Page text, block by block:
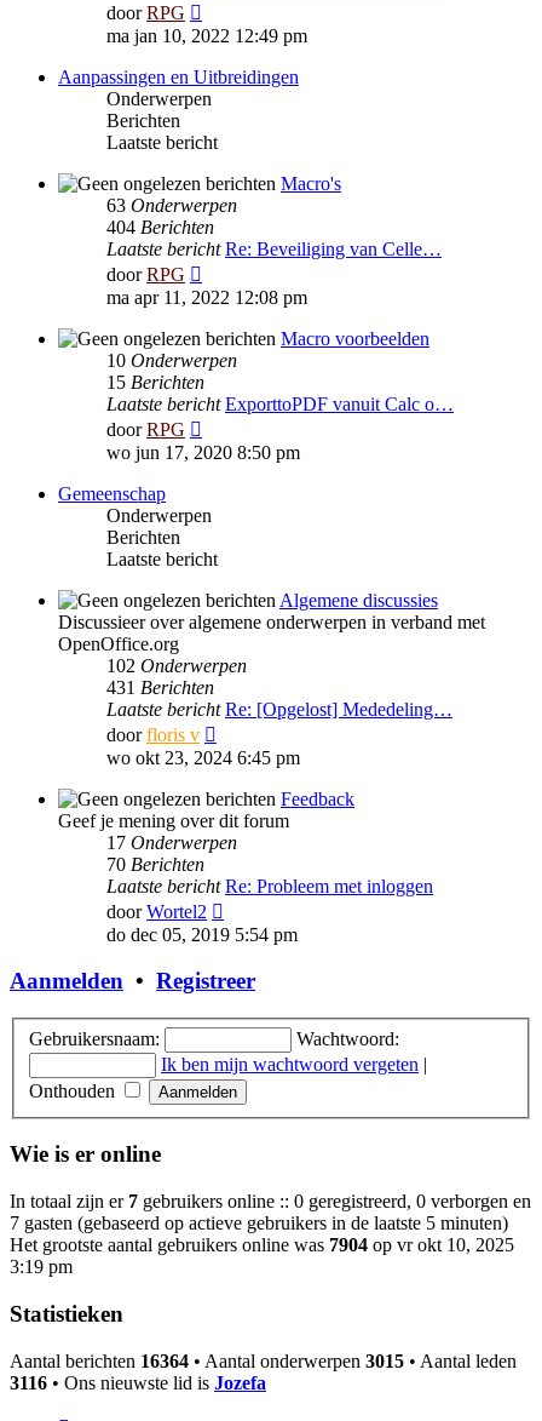
doorRPG
laatste
ma jan 10, 2022 12:49 pm
Aanpassingen en Uitbreidingen
Onderwerpen
Berichten
Laatste bericht
Macro's
63 Onderwerpen
404 Berichten
Laatste bericht Re: Beveiliging van Celle…
doorRPG
laatste
ma apr 11, 2022 12:08 pm
Macro voorbeelden
10 Onderwerpen
15 Berichten
Laatste bericht ExporttoPDF vanuit Calc o…
doorRPG
laatste
wo jun 17, 2020 8:50 pm
Gemeenschap
Onderwerpen
Berichten
Laatste bericht
Algemene discussies
Discussieer over algemene onderwerpen in verband met
OpenOffice.org
102 Onderwerpen
431 Berichten
Laatste bericht Re: [Opgelost] Mededeling…
doorfloris v
laatste
wo okt 23, 2024 6:45 pm
Feedback
Geef je mening over dit forum
17 Onderwerpen
70 Berichten
Laatste bericht Re: Probleem met inloggen
doorWortel2
laatste
bericht
do dec 05, 2019 5:54 pm
Aanmelden • Registreer
Gebruikersnaam:
Wachtwoord:
Ik ben mijn wachtwoord vergeten |
Onthouden
Wie is er online
In totaal zijn er 7 gebruikers online :: 0 geregistreerd, 0 verborgen en
7 gasten (gebaseerd op actieve gebruikers in de laatste 5 minuten)
Het grootste aantal gebruikers online was 7904 op vr okt 10, 2025
3:19 pm
Statistieken
Aantal berichten 16364 • Aantal onderwerpen 3015 • Aantal leden
3116 • Ons nieuwste lid is Jozefa